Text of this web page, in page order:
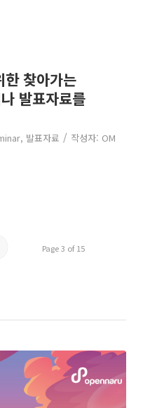
한 찾아가는
발표자료를
, 발표자료 / 작성자: OM
Page 3 of 15